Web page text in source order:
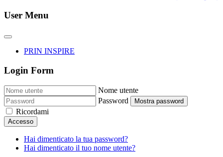
User Menu
PRIN INSPIRE
Login Form
Nome utente
Password
Mostra password
Ricordami
Accesso
Hai dimenticato la tua password?
Hai dimenticato il tuo nome utente?